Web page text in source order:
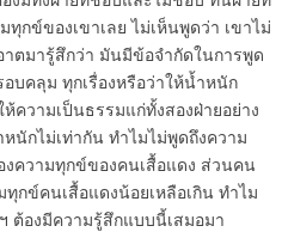
กข์ของเขาเลย ไม่เห็นพูดว่า เขาไม่
าตมารู้สึกว่า มันมีข้อจำกัดในการพูด
บคลุม ทุกเรื่องหรือว่าให้น้ำหนัก
ความเป็นธรรมแก่ทั้งสองฝ่ายอย่าง
นักไม่เท่ากัน ทำไมไม่พูดถึงความ
งความทุกข์ของคนเสื้อแดง ส่วนคน
กข์คนเสื้อแดงน้อยเหลือเกิน ทำไม
ต้องมีความรู้สึกแบบนี้เสมอมา